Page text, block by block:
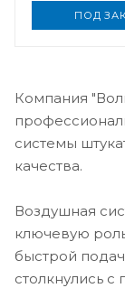
ПОД
Компания
системы
качества.
Воздушная
ключевую
быстрой
столкнулись